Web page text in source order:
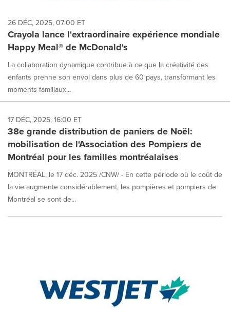
26 DÉC, 2025, 07:00 ET
Crayola lance l'extraordinaire expérience mondiale
Happy Meal® de McDonald's
La collaboration dynamique contribue à ce que la créativité des
enfants prenne son envol dans plus de 60 pays, transformant les
moments familiaux...
17 DÉC, 2025, 16:00 ET
38e grande distribution de paniers de Noël:
mobilisation de l'Association des Pompiers de
Montréal pour les familles montréalaises
MONTRÉAL, le 17 déc. 2025 /CNW/ - En cette période où le coût de
la vie augmente considérablement, les pompières et pompiers de
Montréal se sont de...